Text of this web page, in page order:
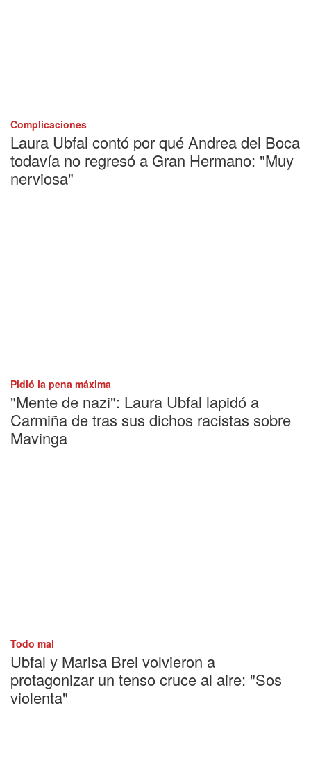
Complicaciones
Laura Ubfal contó por qué Andrea del Boca
todavía no regresó a Gran Hermano: "Muy
nerviosa"
Pidió la pena máxima
"Mente de nazi": Laura Ubfal lapidó a
Carmiña de tras sus dichos racistas sobre
Mavinga
Todo mal
Ubfal y Marisa Brel volvieron a
protagonizar un tenso cruce al aire: "Sos
violenta"